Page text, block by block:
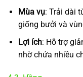
Mùa vụ: Trải dài
giống bưởi và
Lợi ích: Hỗ trợ
nhờ chứa nhiều